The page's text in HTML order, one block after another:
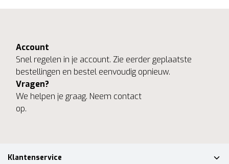
Account
Snel regelen in je account. Zie eerder geplaatste
bestellingen en bestel eenvoudig opnieuw.
Vragen?
We helpen je graag. Neem contact
op.
Klantenservice